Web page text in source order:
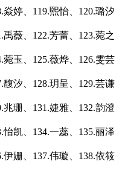
焱婷、119.煕怡、120.璐汐
禹薇、122.芳蕾、123.菀之
菀玉、125.薇烨、126.雯芸
馥汐、128.玥呈、129.芸谦
兆珊、131.婕雅、132.韵澄
怡凯、134.一蕊、135.丽泽
伊姗、137.伟璇、138.依筱